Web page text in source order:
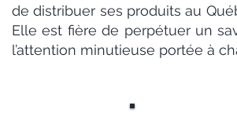
de distribuer ses produits au
Elle est fière de perpétuer un
l’attention minutieuse portée à